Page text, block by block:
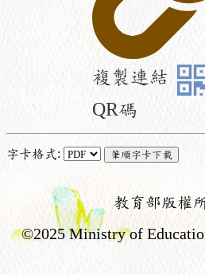
複製連結
QR碼
字卡格式:
教育部版權
©2025 Ministry of